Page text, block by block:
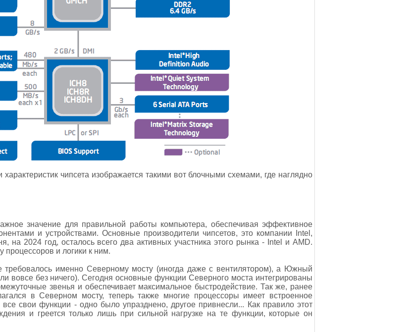
чипсета изображается такими вот блочными схемами, где наглядно
значение для правильной работы компьютера, обеспечивая эффективное
и устройствами. Основные производители чипсетов, это компании Intel,
на 2024 год, осталось всего два активных участника этого рынка - Intel и AMD.
процессоров и логики к ним.
требовалось именно Северному мосту (иногда даже с вентилятором), а Южный
вовсе без ничего). Сегодня основные функции Северного моста интегрированы
звенья и обеспечивает максимальное быстродействие. Так же, ранее
в Северном мосту, теперь также многие процессоры имеет встроенное
свои функции - одно было упразднено, другое привнесли... Как правило этот
и греется только лишь при сильной нагрузке на те функции, которые он